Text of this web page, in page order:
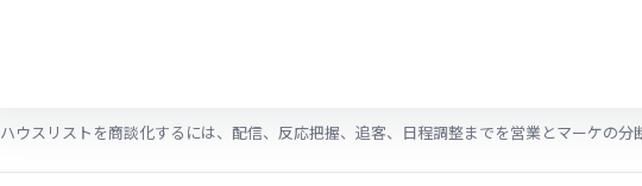
ハウスリストを商談化するには、配信、反応把握、追客、日程調整までを営業とマーケの分